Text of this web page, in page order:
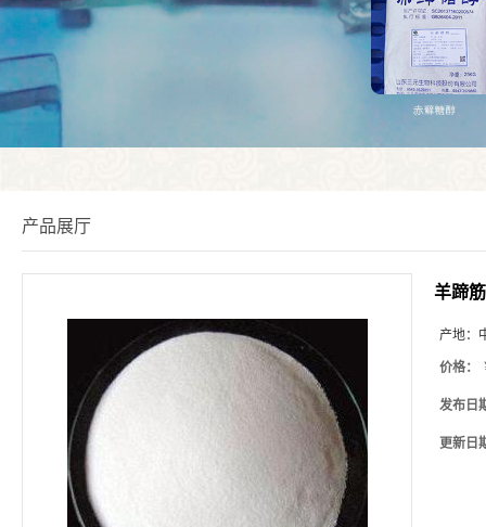
产品展厅
羊蹄
产地：
价格：
发布日
更新日